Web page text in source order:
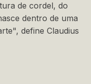
de cordel, do
dentro de uma
define Claudius